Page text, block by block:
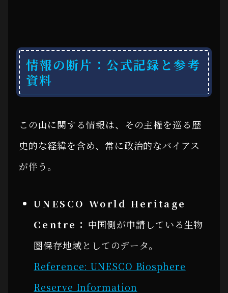
情報の断片：公式記録と参考
資料
この山に関する情報は、その主権を巡る歴
史的な経緯を含め、常に政治的なバイアス
が伴う。
UNESCO World Heritage
Centre： 中国側が申請している生物
圏保存地域としてのデータ。
Reference: UNESCO Biosphere
Reserve Information